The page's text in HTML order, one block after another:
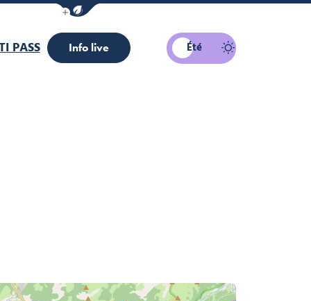
Afficher la barre de navigation du mode éco
PASS Info live Été